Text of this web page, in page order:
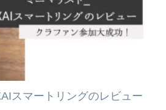
スマートリングのレビュー